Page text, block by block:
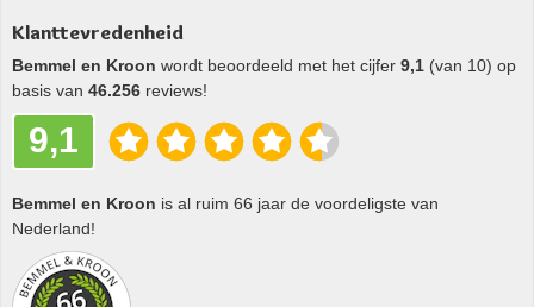
Klanttevredenheid
Bemmel en Kroon wordt beoordeeld met het cijfer 9,1 (van 10) op
basis van 46.256 reviews!
9,1
Bemmel en Kroon is al ruim 66 jaar de voordeligste van
Nederland!